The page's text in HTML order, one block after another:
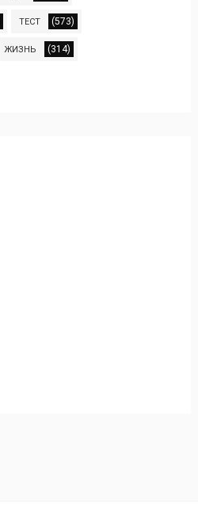
ТЕСТ (573)
ЖИЗНЬ (314)